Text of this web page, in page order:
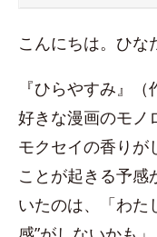
こんにちは。ひな
『ひらやすみ』
好きな漫画のモノ
モクセイの香りが
ことが起きる予感
いたのは、「わた